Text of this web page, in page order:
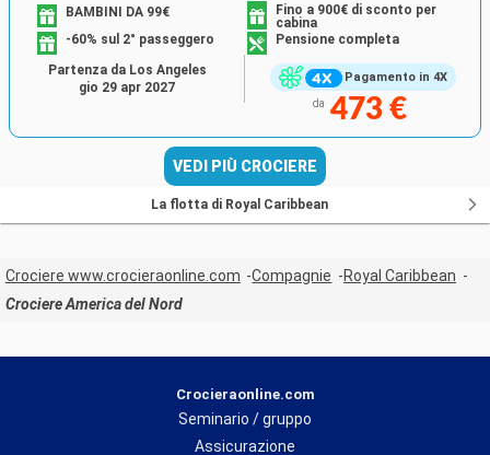
Pagamento in 4X
BAMBINI DA 99€
Fino a 900€ di sconto per
cabina
-60% sul 2° passeggero
Pensione completa
da 473 €
Partenza da Los Angeles
gio 29 apr 2027
VEDI PIÙ CROCIERE
La flotta di Royal Caribbean
Crociere www.crocieraonline.com Compagnie
Royal Caribbean
Crociere America del Nord
Crocieraonline.com
Seminario / gruppo
Assicurazione